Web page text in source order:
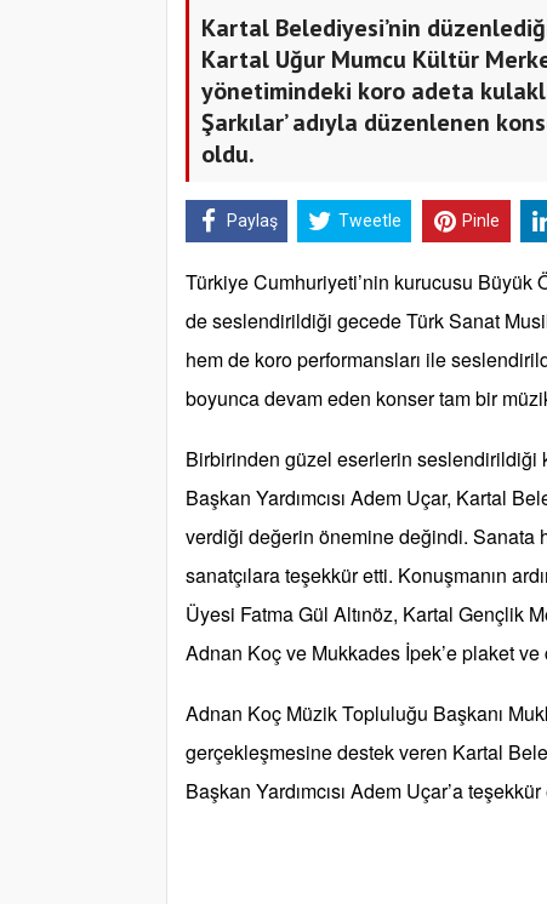
Kartal Belediyesi’nin
Kartal Uğur Mumcu Kültür
yönetimindeki koro adeta
Şarkılar’ adıyla düzenlenen
oldu.
Paylaş Tweetle Pinle
Türkiye Cumhuriyeti’nin kurucusu Büyük
de seslendirildiği gecede Türk Sanat
hem de koro performansları ile
boyunca devam eden konser tam bir
Birbirinden güzel eserlerin seslendirildiği
Başkan Yardımcısı Adem Uçar, Kartal
verdiği değerin önemine değindi. Sanata
sanatçılara teşekkür etti. Konuşmanın
Üyesi Fatma Gül Altınöz, Kartal Gençlik
Adnan Koç ve Mukkades İpek’e plaket
Adnan Koç Müzik Topluluğu Başkanı
gerçekleşmesine destek veren Kartal
Başkan Yardımcısı Adem Uçar’a teşekkür